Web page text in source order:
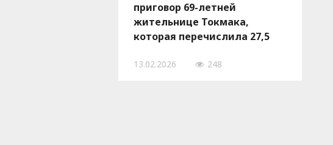
приговор 69-летней
жительнице Токмака,
которая перечислила 27,5
13.02.2026 248